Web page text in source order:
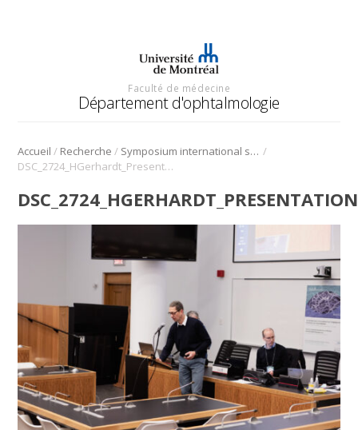
Faculté de médecine
Département d'ophtalmologie
Accueil / Recherche / Symposium international sur l’angiogenèse rétinienne et choroïdienne /
DSC_2724_HGerhardt_Presentation_Symposium_Angio_2022